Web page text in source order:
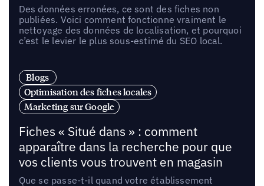
Des données erronées, ce sont des fiches non
publiées. Voici comment fonctionne vraiment le
nettoyage des données de localisation, et pourquoi
c’est le levier le plus sous-estimé du SEO local.
Blogs
Optimisation des fiches locales
Marketing sur Google
Fiches « Situé dans » : comment
apparaître dans la recherche pour que
vos clients vous trouvent en magasin
Que se passe-t-il quand votre établissement